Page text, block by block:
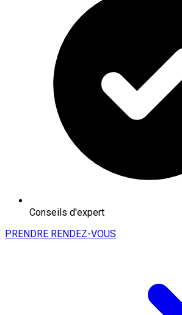
Conseils d'expert
PRENDRE RENDEZ-VOUS